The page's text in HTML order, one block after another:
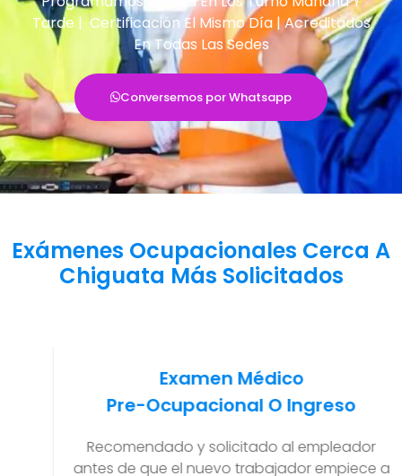
Tarde | Certificación El Mismo Día | Acreditados
En Todas Las Sedes
Conversemos por Whatsapp
Exámenes Ocupacionales Cerca A
Chiguata Más Solicitados